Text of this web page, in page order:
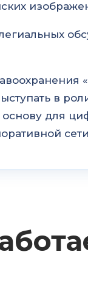
в
основу для